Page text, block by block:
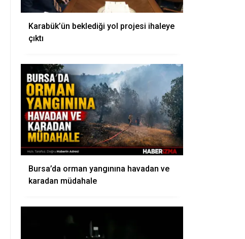
Karabük’ün beklediği yol projesi ihaleye
çıktı
Bursa’da orman yangınına havadan ve
karadan müdahale